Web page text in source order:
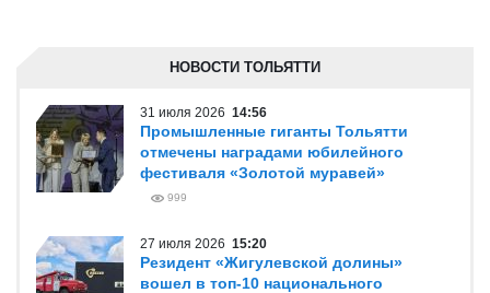
НОВОСТИ ТОЛЬЯТТИ
31 июля 2026 14:56
Промышленные гиганты Тольятти
отмечены наградами юбилейного
фестиваля «Золотой муравей»
999
27 июля 2026 15:20
Резидент «Жигулевской долины»
вошел в топ-10 национального